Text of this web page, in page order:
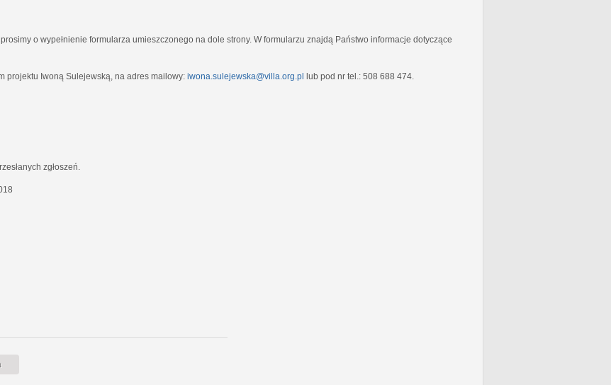
o wypełnienie formularza umieszczonego na dole strony. W formularzu znajdą Państwo informacje dotyczące
projektu Iwoną Sulejewską, na adres mailowy: iwona.sulejewska@villa.org.pl lub pod nr tel.: 508 688 474.
zgłoszeń.